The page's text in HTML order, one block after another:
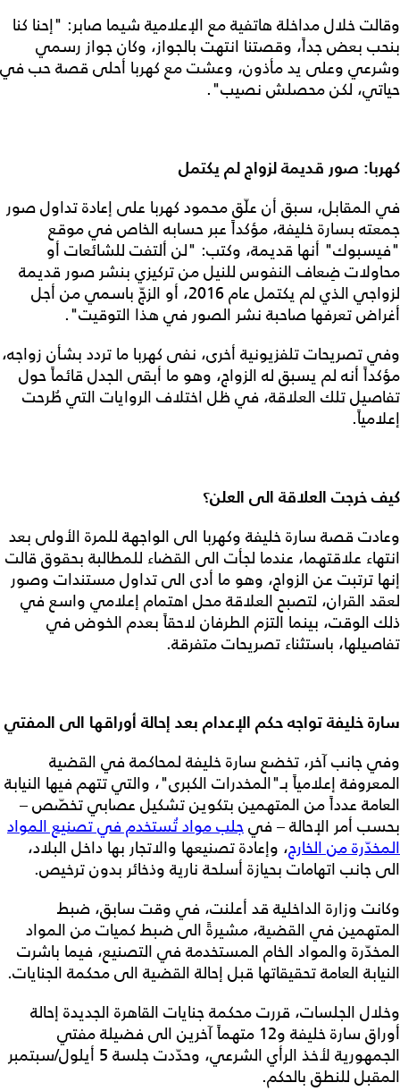
وقالت خلال مداخلة هاتفية مع الإعلامية شيما صابر: "إحنا كنا
بنحب بعض جداً، وقصتنا انتهت بالجواز، وكان جواز رسمي
وشرعي وعلى يد مأذون، وعشت مع كهربا أحلى قصة حب في
حياتي، لكن محصلش نصيب".
كهربا: صور قديمة لزواج لم يكتمل
في المقابل، سبق أن علّق محمود كهربا على إعادة تداول صور
جمعته بسارة خليفة، مؤكداً عبر حسابه الخاص في موقع
"فيسبوك" أنها قديمة، وكتب: "لن ألتفت للشائعات أو
محاولات ضِعاف النفوس للنيل من تركيزي بنشر صور قديمة
لزواجي الذي لم يكتمل عام 2016، أو الزجّ باسمي من أجل
أغراض تعرفها صاحبة نشر الصور في هذا التوقيت".
وفي تصريحات تلفزيونية أخرى، نفى كهربا ما تردد بشأن زواجه،
مؤكداً أنه لم يسبق له الزواج، وهو ما أبقى الجدل قائماً حول
تفاصيل تلك العلاقة، في ظل اختلاف الروايات التي طُرحت
إعلامياً.
كيف خرجت العلاقة الى العلن؟
وعادت قصة سارة خليفة وكهربا الى الواجهة للمرة الأولى بعد
انتهاء علاقتهما، عندما لجأت الى القضاء للمطالبة بحقوق قالت
إنها ترتبت عن الزواج، وهو ما أدى الى تداول مستندات وصور
لعقد القران، لتصبح العلاقة محل اهتمام إعلامي واسع في
ذلك الوقت، بينما التزم الطرفان لاحقاً بعدم الخوض في
تفاصيلها، باستثناء تصريحات متفرقة.
سارة خليفة تواجه حكم الإعدام بعد إحالة أوراقها الى المفتي
وفي جانب آخر، تخضع سارة خليفة لمحاكمة في القضية
المعروفة إعلامياً بـ"المخدرات الكبرى"، والتي تتهم فيها النيابة
العامة عدداً من المتهمين بتكوين تشكيل عصابي تخصّص –
بحسب أمر الإحالة – فيجلب مواد تُستخدم في تصنيع المواد
المخدّرة من الخارج، وإعادة تصنيعها والاتجار بها داخل البلاد،
الى جانب اتهامات بحيازة أسلحة نارية وذخائر بدون ترخيص.
وكانت وزارة الداخلية قد أعلنت، في وقت سابق، ضبط
المتهمين في القضية، مشيرةً الى ضبط كميات من المواد
المخدّرة والمواد الخام المستخدمة في التصنيع، فيما باشرت
النيابة العامة تحقيقاتها قبل إحالة القضية الى محكمة الجنايات.
وخلال الجلسات، قررت محكمة جنايات القاهرة الجديدة إحالة
أوراق سارة خليفة و12 متهماً آخرين الى فضيلة مفتي
الجمهورية لأخذ الرأي الشرعي، وحدّدت جلسة 5 أيلول/سبتمبر
المقبل للنطق بالحكم.